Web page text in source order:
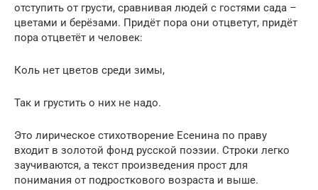
отступить от грусти, сравнивая людей с гостями сада –
цветами и берёзами. Придёт пора они отцветут, придёт
пора отцветёт и человек:
Коль нет цветов среди зимы,
Так и грустить о них не надо.
Это лирическое стихотворение Есенина по праву
входит в золотой фонд русской поэзии. Строки легко
заучиваются, а текст произведения прост для
понимания от подросткового возраста и выше.